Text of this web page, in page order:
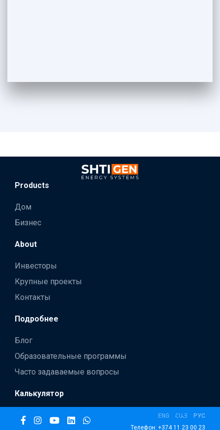
Products
Дом
Бизнес
About
Инвесторы
Крупные проекты
Контакты
Подробнее
Блог
Образовательные программы
Часто задаваемые вопросы
Калькулятор
ENG ՀԱՅ
РУС
Телефон: +374 11 23 00 23